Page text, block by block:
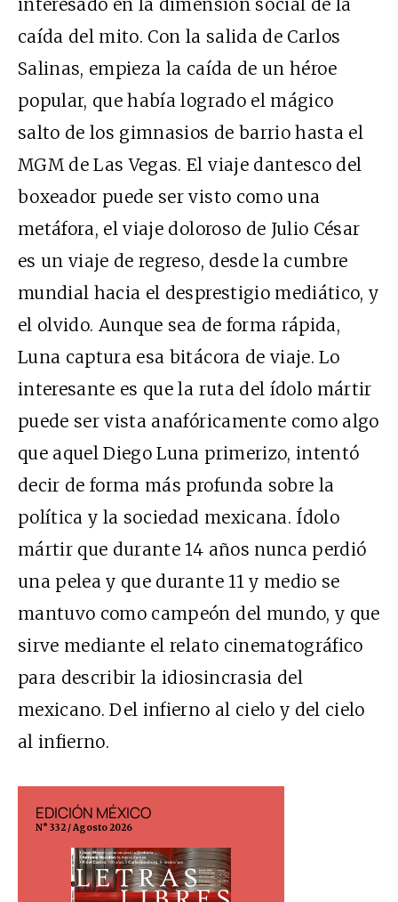
interesado en la dimensión social de la
caída del mito. Con la salida de Carlos
Salinas, empieza la caída de un héroe
popular, que había logrado el mágico
salto de los gimnasios de barrio hasta el
MGM de Las Vegas. El viaje dantesco del
boxeador puede ser visto como una
metáfora, el viaje doloroso de Julio César
es un viaje de regreso, desde la cumbre
mundial hacia el desprestigio mediático, y
el olvido. Aunque sea de forma rápida,
Luna captura esa bitácora de viaje. Lo
interesante es que la ruta del ídolo mártir
puede ser vista anafóricamente como algo
que aquel Diego Luna primerizo, intentó
decir de forma más profunda sobre la
política y la sociedad mexicana. Ídolo
mártir que durante 14 años nunca perdió
una pelea y que durante 11 y medio se
mantuvo como campeón del mundo, y que
sirve mediante el relato cinematográfico
para describir la idiosincrasia del
mexicano. Del infierno al cielo y del cielo
al infierno.
EDICIÓN MÉXICO
N° 332 / Agosto 2026